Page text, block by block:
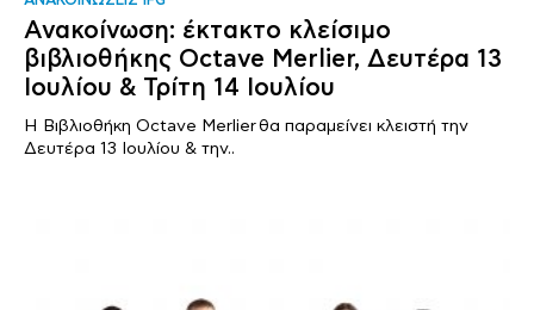
Ανακοίνωση: έκτακτο κλείσιμο
βιβλιοθήκης Octave Merlier, Δευτέρα 13
Ιουλίου & Τρίτη 14 Ιουλίου
Η Βιβλιοθήκη Octave Merlier θα παραμείνει κλειστή την
Δευτέρα 13 Ιουλίου & την..